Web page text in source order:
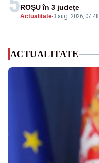
Actualitate-3 aug. 2026, 07:48
ROȘU în 3 județe
ACTUALITATE